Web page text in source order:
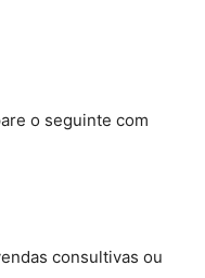
o seguinte com
consultivas ou